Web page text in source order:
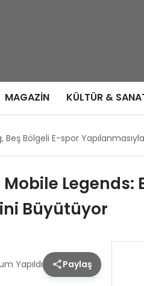
MAGAZIN KÜLTÜR &
Beş Bölgeli E-spor
Legends:
Büyütüyor
Yapıldı Paylaş